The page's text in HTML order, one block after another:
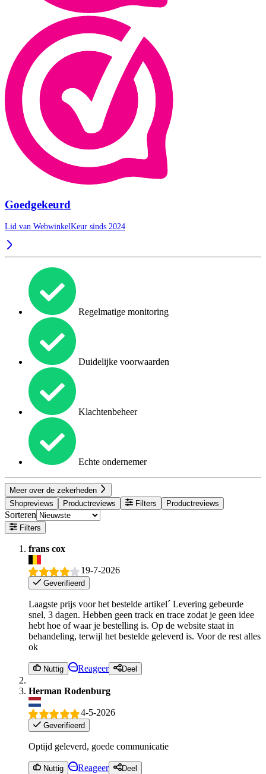
Goedgekeurd
Lid van WebwinkelKeur sinds 2024
Regelmatige monitoring
Duidelijke voorwaarden
Klachtenbeheer
Echte ondernemer
Meer over de zekerheden
Shopreviews
Productreviews Filters Productreviews
Sorteren
Filters
frans cox
19-7-2026
Geverifieerd
Laagste prijs voor het bestelde artikel´ Levering gebeurde
snel, 3 dagen. Hebben geen track en trace zodat je geen idee
hebt hoe of waar je bestelling is. Op de website staat in
behandeling, terwijl het bestelde geleverd is. Voor de rest alles
ok
Nuttig Reageer Deel
Herman Rodenburg
4-5-2026
Geverifieerd
Optijd geleverd, goede communicatie
Nuttig Reageer Deel